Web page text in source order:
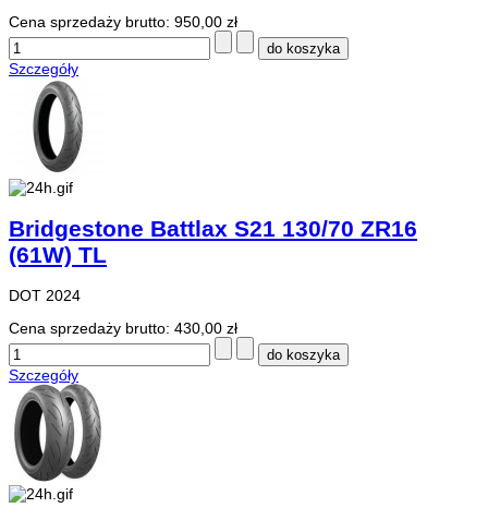
Cena sprzedaży brutto: 950,00 zł
Szczegóły
Bridgestone Battlax S21 130/70 ZR16
(61W) TL
DOT 2024
Cena sprzedaży brutto: 430,00 zł
Szczegóły